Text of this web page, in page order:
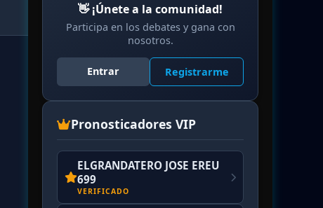
👋 ¡Únete a la comunidad!
Participa en los debates y gana con
nosotros.
Entrar Registrarme
Pronosticadores VIP
ELGRANDATERO JOSE EREU
699
VERIFICADO